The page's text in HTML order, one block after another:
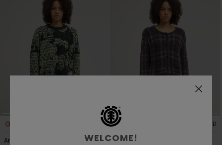
RECYCLED
Analog
RECYCLED
Hairy Checks
WELCOME!